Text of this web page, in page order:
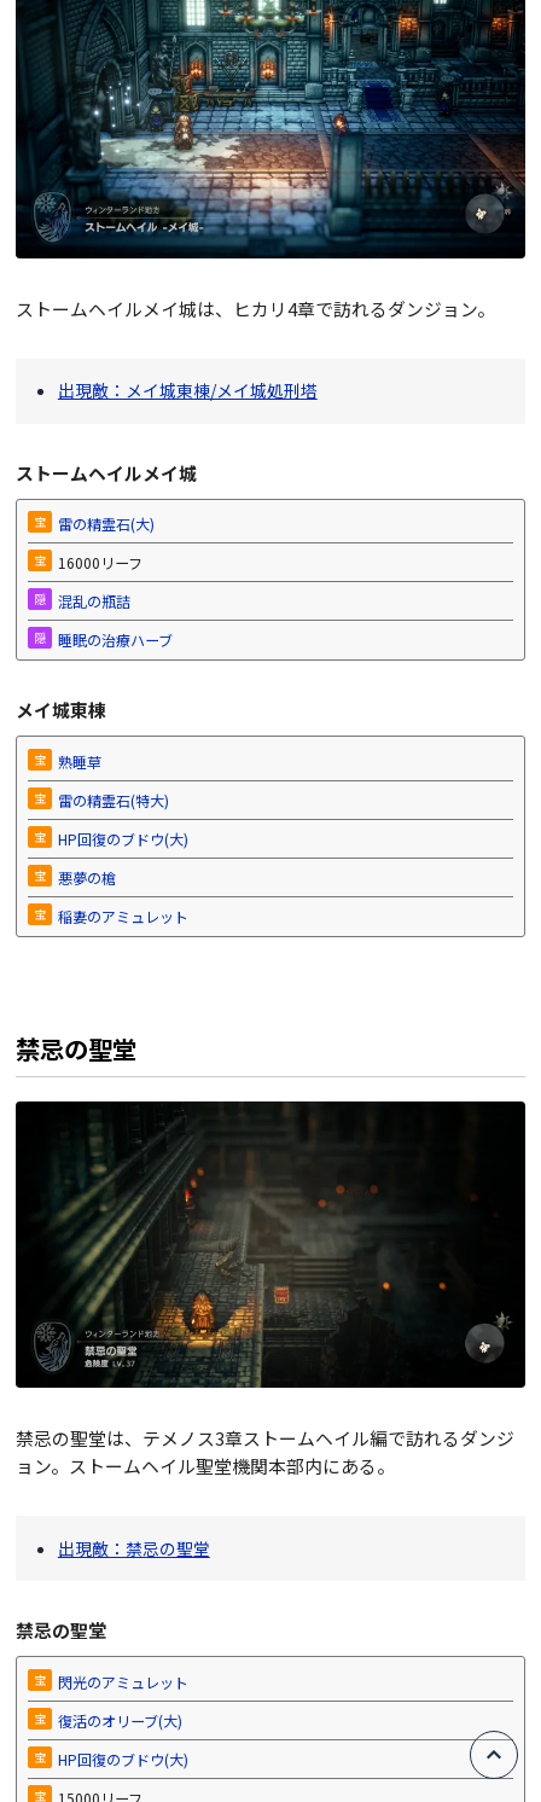
ストームヘイルメイ城は、ヒカリ4章で訪れるダンジョン。
出現敵：メイ城東棟/メイ城処刑塔
ストームヘイルメイ城
宝 雷の精霊石(大)
宝 16000リーフ
隠 混乱の瓶詰
隠 睡眠の治療ハーブ
メイ城東棟
宝 熟睡草
宝 雷の精霊石(特大)
宝 HP回復のブドウ(大)
宝 悪夢の槍
宝 稲妻のアミュレット
禁忌の聖堂
禁忌の聖堂は、テメノス3章ストームヘイル編で訪れるダンジ
ョン。ストームヘイル聖堂機関本部内にある。
出現敵：禁忌の聖堂
禁忌の聖堂
宝 閃光のアミュレット
宝 復活のオリーブ(大)
宝 HP回復のブドウ(大)
宝 15000リーフ